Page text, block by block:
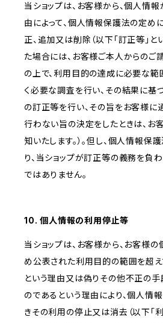
当ショップは、お客様から、個人情
由によって、個人情報保護法の定め
正、追加又は削除（以下「訂正等」と
た場合には、お客様ご本人からのご
の上で、利用目的の達成に必要な範
く必要な調査を行い、その結果に基
の訂正等を行い、その旨をお客様に
行わない旨の決定をしたときは、お
知いたします。）。但し、個人情報保
り、当ショップが訂正等の義務を負
ではありません。
10. 個人情報の利用停止等
当ショップは、お客様から、お客様
め公表された利用目的の範囲を超
という理由又は偽りその他不正の手
のであるという理由により、個人情
きその利用の停止又は消去（以下「